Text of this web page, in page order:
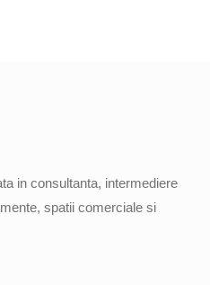
in consultanta, intermediere
spatii comerciale si